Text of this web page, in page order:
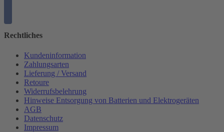
Rechtliches
Kundeninformation
Zahlungsarten
Lieferung / Versand
Retoure
Widerrufsbelehrung
Hinweise Entsorgung von Batterien und Elektrogeräten
AGB
Datenschutz
Impressum